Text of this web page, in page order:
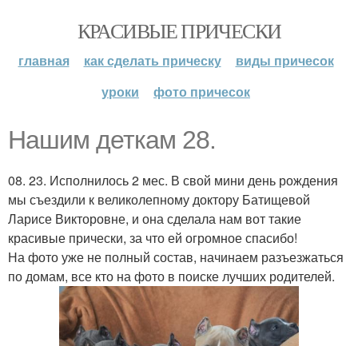
КРАСИВЫЕ ПРИЧЕСКИ
главная как сделать прическу
виды причесок
уроки
фото причесок
Нашим деткам 28.
08. 23. Исполнилось 2 мес. В свой мини день рождения
мы съездили к великолепному доктору Батищевой
Ларисе Викторовне, и она сделала нам вот такие
красивые прически, за что ей огромное спасибо!
На фото уже не полный состав, начинаем разъезжаться
по домам, все кто на фото в поиске лучших родителей.